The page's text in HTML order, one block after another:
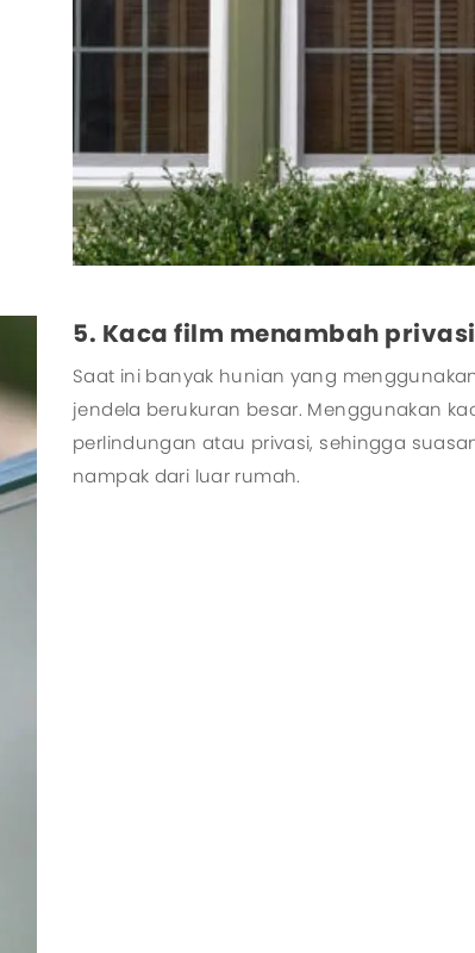
5. Kaca film menambah
Saat ini banyak hunian yang
jendela berukuran besar. Menggunakan
perlindungan atau privasi, sehingga
nampak dari luar rumah.